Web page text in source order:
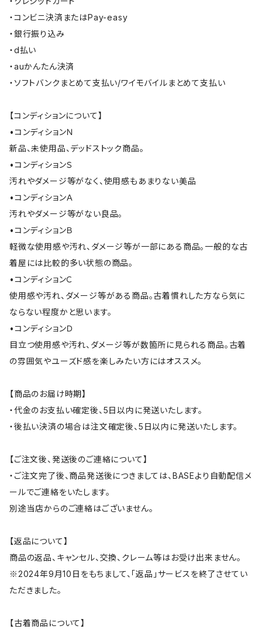
・コンビニ決済またはPay-easy
・銀行振り込み
・d払い
・auかんたん決済
・ソフトバンクまとめて支払い/ワイモバイルまとめて支払い
【コンディションについて】
•コンディションＮ
新品、未使用品、デッドストック商品。
•コンディションＳ
汚れやダメージ等がなく、使用感もあまりない美品
•コンディションＡ
汚れやダメージ等がない良品。
•コンディションＢ
軽微な使用感や汚れ、ダメージ等が一部にある商品。一般的な古
着屋には比較的多い状態の商品。
•コンディションＣ
使用感や汚れ、ダメージ等がある商品。古着慣れした方なら気に
ならない程度かと思います。
•コンディションＤ
目立つ使用感や汚れ、ダメージ等が数箇所に見られる商品。古着
の雰囲気やユーズド感を楽しみたい方にはオススメ。
【商品のお届け時期】
・代金のお支払い確定後、5日以内に発送いたします。
・後払い決済の場合は注文確定後、5日以内に発送いたします。
【ご注文後、発送後のご連絡について】
・ご注文完了後、商品発送後につきましては、BASEより自動配信メ
ールでご連絡をいたします。
別途当店からのご連絡はございません。
【返品について】
商品の返品、キャンセル、交換、クレーム等はお受け出来ません。
※2024年9月10日をもちまして、「返品」サービスを終了させてい
ただきました。
【古着商品について】